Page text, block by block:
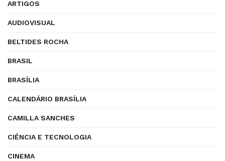
ARTIGOS
AUDIOVISUAL
BELTIDES ROCHA
BRASIL
BRASÍLIA
CALENDÁRIO BRASÍLIA
CAMILLA SANCHES
CIÊNCIA E TECNOLOGIA
CINEMA